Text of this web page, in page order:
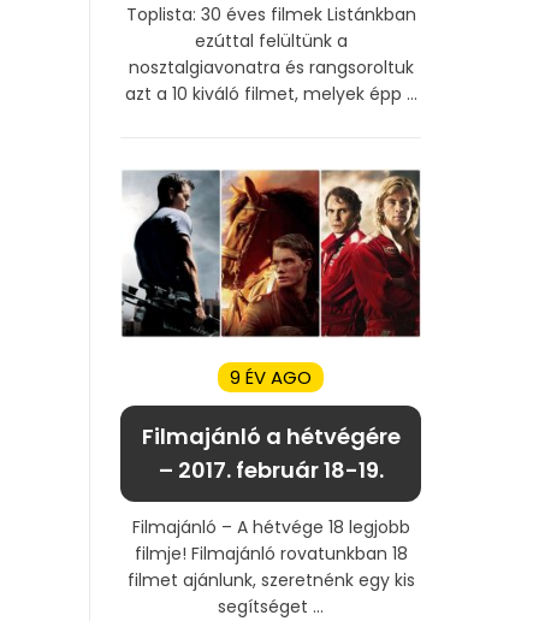
Toplista: 30 éves filmek Listánkban
ezúttal felültünk a
nosztalgiavonatra és rangsoroltuk
azt a 10 kiváló filmet, melyek épp ...
9 ÉV AGO
Filmajánló a hétvégére
– 2017. február 18-19.
Filmajánló – A hétvége 18 legjobb
filmje! Filmajánló rovatunkban 18
filmet ajánlunk, szeretnénk egy kis
segítséget ...